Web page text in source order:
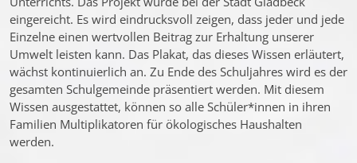
eingereicht. Es wird eindrucksvoll zeigen, dass jeder und jede
Einzelne einen wertvollen Beitrag zur Erhaltung unserer
Umwelt leisten kann. Das Plakat, das dieses Wissen erläutert,
wächst kontinuierlich an. Zu Ende des Schuljahres wird es der
gesamten Schulgemeinde präsentiert werden. Mit diesem
Wissen ausgestattet, können so alle Schüler*innen in ihren
Familien Multiplikatoren für ökologisches Haushalten
werden.